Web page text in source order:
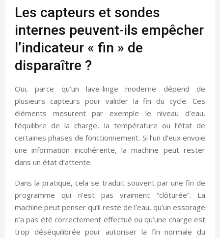
Les capteurs et sondes
internes peuvent-ils empêcher
l’indicateur « fin » de
disparaître ?
Oui, parce qu’un lave-linge moderne dépend de
plusieurs capteurs pour valider la fin du cycle. Ces
éléments mesurent par exemple le niveau d’eau,
l’équilibre de la charge, la température ou l’état de
certaines phases de fonctionnement. Si l’un d’eux envoie
une information incohérente, la machine peut rester
dans un état d’attente.
Dans la pratique, cela se traduit souvent par une fin de
programme qui n’est pas vraiment “clôturée”. La
machine peut penser qu’il reste de l’eau, qu’un essorage
n’a pas été correctement effectué ou qu’une charge est
trop déséquilibrée pour autoriser la fin normale du